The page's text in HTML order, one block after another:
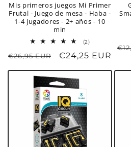
Mis primeros juegos Mi Primer
Frutal - Juego de mesa - Haba -
1-4 jugadores - 2+ años - 10
min
(2)2
totales
Precio
€26,95 EUR
Precio
oferta
€24,25 EUR